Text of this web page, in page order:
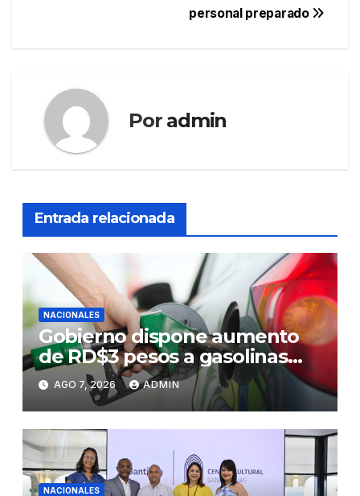
personal preparado
Por admin
Entrada relacionada
NACIONALES
Gobierno dispone aumento
de RD$3 pesos a gasolinas
premium y regular
AGO 7, 2026 ADMIN
NACIONALES